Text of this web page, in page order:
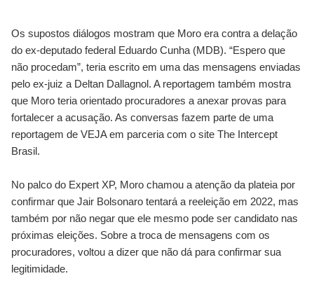
Os supostos diálogos mostram que Moro era contra a delação
do ex-deputado federal Eduardo Cunha (MDB). “Espero que
não procedam”, teria escrito em uma das mensagens enviadas
pelo ex-juiz a Deltan Dallagnol. A reportagem também mostra
que Moro teria orientado procuradores a anexar provas para
fortalecer a acusação. As conversas fazem parte de uma
reportagem de VEJA em parceria com o site The Intercept
Brasil.
No palco do Expert XP, Moro chamou a atenção da plateia por
confirmar que Jair Bolsonaro tentará a reeleição em 2022, mas
também por não negar que ele mesmo pode ser candidato nas
próximas eleições. Sobre a troca de mensagens com os
procuradores, voltou a dizer que não dá para confirmar sua
legitimidade.